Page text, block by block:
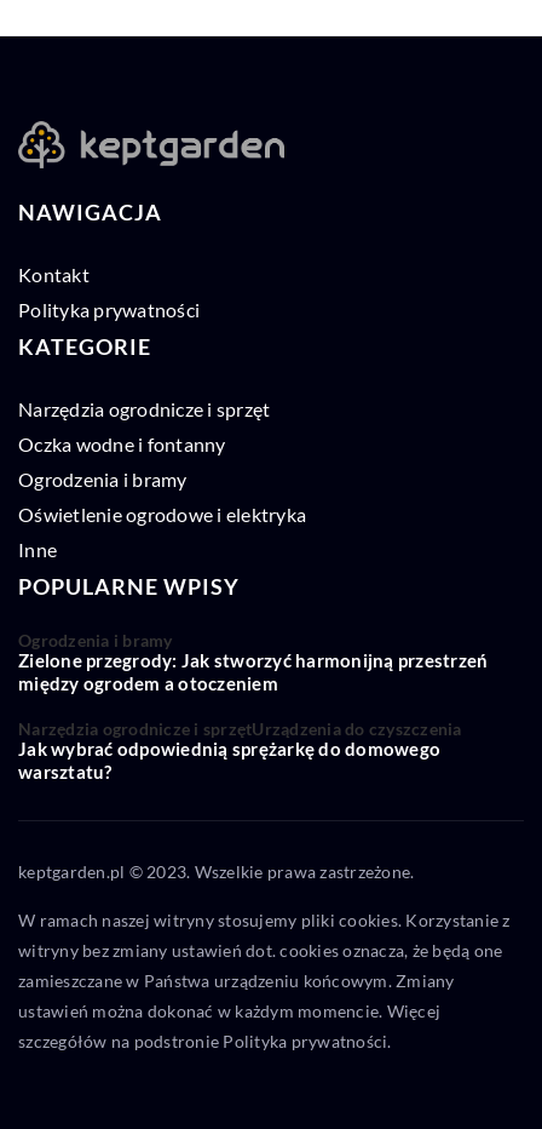
NAWIGACJA
Kontakt
Polityka prywatności
KATEGORIE
Narzędzia ogrodnicze i sprzęt
Oczka wodne i fontanny
Ogrodzenia i bramy
Oświetlenie ogrodowe i elektryka
Inne
POPULARNE WPISY
Ogrodzenia i bramy
Zielone przegrody: Jak stworzyć harmonijną przestrzeń
między ogrodem a otoczeniem
Narzędzia ogrodnicze i sprzętUrządzenia do czyszczenia
Jak wybrać odpowiednią sprężarkę do domowego
warsztatu?
keptgarden.pl © 2023. Wszelkie prawa zastrzeżone.
W ramach naszej witryny stosujemy pliki cookies. Korzystanie z
witryny bez zmiany ustawień dot. cookies oznacza, że będą one
zamieszczane w Państwa urządzeniu końcowym. Zmiany
ustawień można dokonać w każdym momencie. Więcej
szczegółów na podstronie Polityka prywatności.